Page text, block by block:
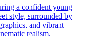
a confident young
style, surrounded by
and vibrant
realism.